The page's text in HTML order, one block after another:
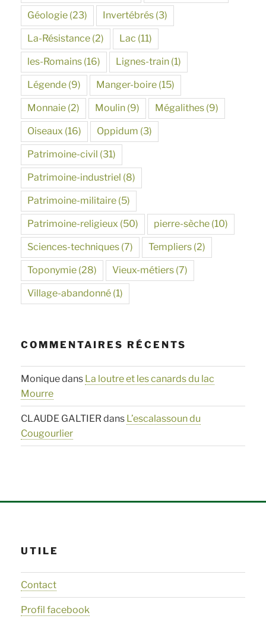
Géologie (23) Invertébrés (3)
La-Résistance (2) Lac (11)
les-Romains (16) Lignes-train (1)
Légende (9) Manger-boire (15)
Monnaie (2) Moulin (9) Mégalithes (9)
Oiseaux (16) Oppidum (3)
Patrimoine-civil (31)
Patrimoine-industriel (8)
Patrimoine-militaire (5)
Patrimoine-religieux (50) pierre-sèche (10)
Sciences-techniques (7) Templiers (2)
Toponymie (28) Vieux-métiers (7)
Village-abandonné (1)
COMMENTAIRES RÉCENTS
Moniquedans La loutre et les canards du lac
Mourre
CLAUDE GALTIERdans L’escalassoun du
Cougourlier
UTILE
Contact
Profil facebook